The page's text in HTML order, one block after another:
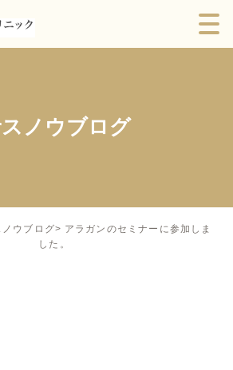
ノウブログ
ノウブログ
アラガンのセミナーに参加しま
した。